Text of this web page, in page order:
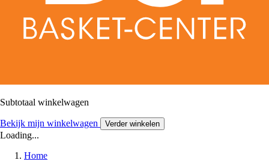
Subtotaal winkelwagen
Bekijk mijn winkelwagen Verder winkelen
Loading...
Home